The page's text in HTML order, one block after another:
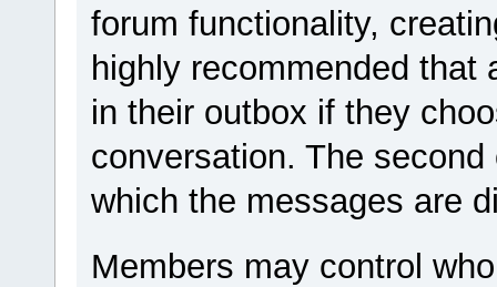
forum functionality,
highly recommended that
in their outbox if they
conversation. The
which the messages are
Members may control